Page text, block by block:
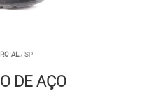
/ SP
DE AÇO